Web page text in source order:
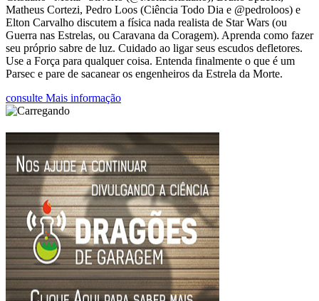
Matheus Cortezi, Pedro Loos (Ciência Todo Dia e @pedroloos) e
Elton Carvalho discutem a física nada realista de Star Wars (ou
Guerra nas Estrelas, ou Caravana da Coragem). Aprenda como fazer
seu próprio sabre de luz. Cuidado ao ligar seus escudos defletores.
Use a Força para qualquer coisa. Entenda finalmente o que é um
Parsec e pare de sacanear os engenheiros da Estrela da Morte.
consulte Mais informação